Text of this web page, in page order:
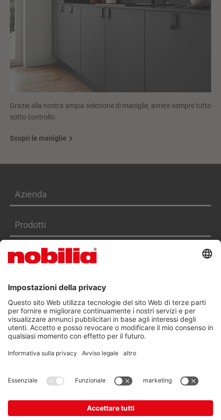
Grazie alla nostra ampia selezione di maniglie, avrete sempre tutto
sotto controllo.
Scopri le maniglie
Azienda
Prodotti
Servizi
DICHIARAZIONE DI ACCESSIBILITÀ
CGA
TUTELA DEI DATI